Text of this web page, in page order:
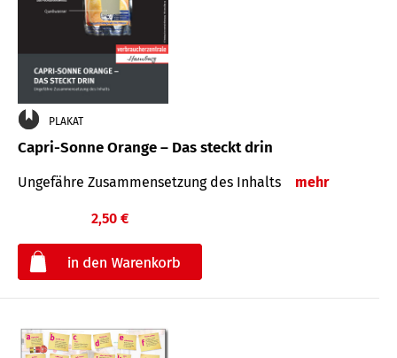
PLAKAT
Capri-Sonne Orange – Das steckt drin
Ungefähre Zu­sammen­setzung des Inhalts mehr
2,50 €